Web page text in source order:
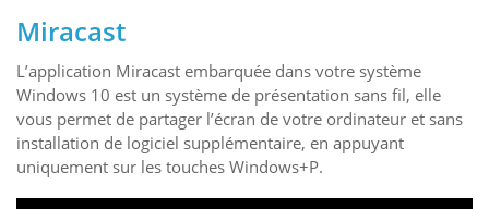
Miracast
L’application Miracast embarquée dans votre système
Windows 10 est un système de présentation sans fil, elle
vous permet de partager l’écran de votre ordinateur et sans
installation de logiciel supplémentaire, en appuyant
uniquement sur les touches Windows+P.